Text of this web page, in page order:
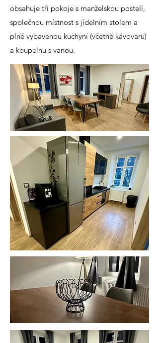
obsahuje tři pokoje s manželskou postelí,
společnou místnost s jídelním stolem a
plně vybavenou kuchyní (včetně kávovaru)
a koupelnu s vanou.